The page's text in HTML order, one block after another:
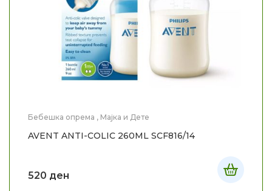
Бебешка опрема , Мајка и Дете
AVENT ANTI-COLIC 260ML SCF816/14
520 ден